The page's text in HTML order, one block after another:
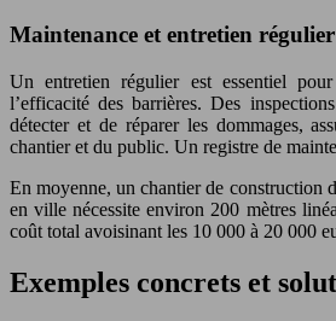
Maintenance et entretien
Un entretien régulier est essentiel
l’efficacité des barrières. Des
détecter et de réparer les dommages,
chantier et du public. Un registre de
En moyenne, un chantier de construction
en ville nécessite environ 200 mètres
coût total avoisinant les 10 000 à 20 000
Exemples concrets et